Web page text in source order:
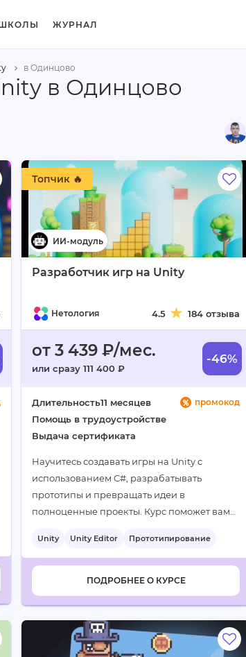
ЖУРНАЛ
в Одинцово
в Одинцово
Разработчик игр на Unity
Нетология 4.5 184 отзыва
от 3 439 ₽/мес.
или сразу 111 400 ₽
-46%
промокод
Длительность11 месяцев
Помощь в трудоустройстве
Выдача сертификата
Научитесь создавать игры на Unity с
использованием C#, разрабатывать
прототипы и превращать идеи в
полноценные проекты. Курс поможет вам
Unity Unity Editor Прототипирование
ПОДРОБНЕЕ О КУРСЕ
Топчик 🔥